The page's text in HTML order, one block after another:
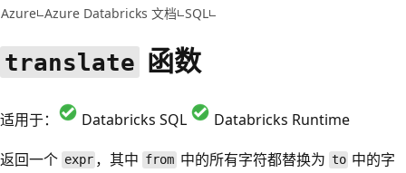
Azure Azure Databricks 文档 SQL
translate 函数
适用于： Databricks SQL
Databricks Runtime
返回一个 expr ，其中 from中的所有字符都替换为 to 中的字